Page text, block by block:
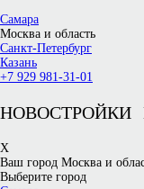
Самара
Москва и область
Санкт-Петербург
Казань
+7 929 981-31-01
НОВОСТРОЙКИ
X
Ваш город Москва и
Выберите город